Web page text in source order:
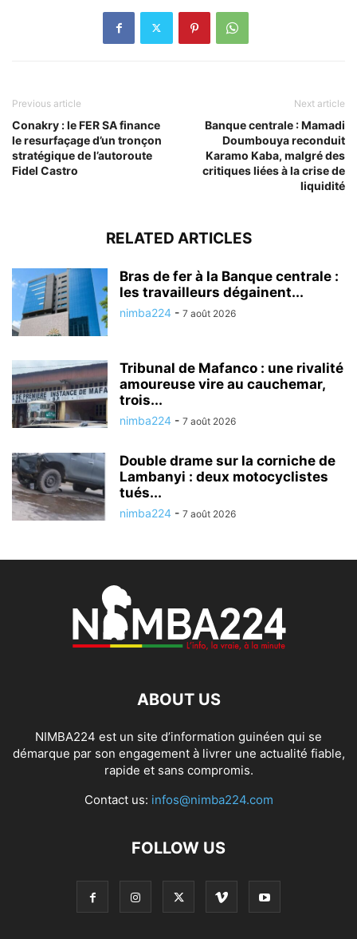
Previous article
Conakry : le FER SA finance
le resurfaçage d’un tronçon
stratégique de l’autoroute
Fidel Castro
Next article
Banque centrale : Mamadi
Doumbouya reconduit
Karamo Kaba, malgré des
critiques liées à la crise de
liquidité
RELATED ARTICLES
Bras de fer à la Banque centrale :
les travailleurs dégainent...
nimba224 - 7 août 2026
Tribunal de Mafanco : une rivalité
amoureuse vire au cauchemar,
trois...
nimba224 - 7 août 2026
Double drame sur la corniche de
Lambanyi : deux motocyclistes
tués...
nimba224 - 7 août 2026
ABOUT US
NIMBA224 est un site d’information guinéen qui se
démarque par son engagement à livrer une actualité fiable,
rapide et sans compromis.
Contact us: infos@nimba224.com
FOLLOW US